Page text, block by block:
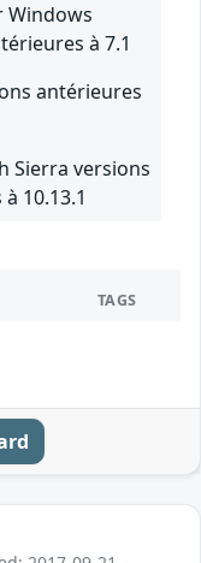
Windows
à 7.1
antérieures
Sierra versions
10.13.1
TAGS